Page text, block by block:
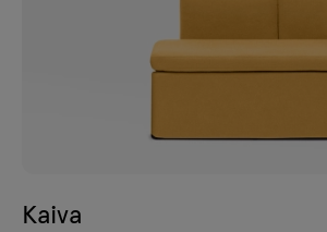
Kaiva